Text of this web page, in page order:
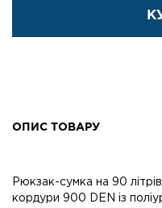
ОПИС ТОВАРУ
Рюкзак-сумка на 90
кордури 900 DEN із